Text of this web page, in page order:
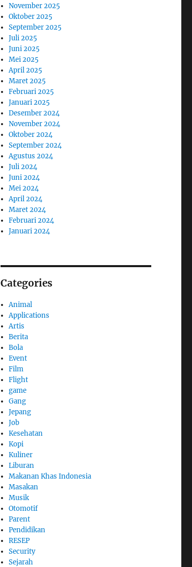
November 2025
Oktober 2025
September 2025
Juli 2025
Juni 2025
Mei 2025
April 2025
Maret 2025
Februari 2025
Januari 2025
Desember 2024
November 2024
Oktober 2024
September 2024
Agustus 2024
Juli 2024
Juni 2024
Mei 2024
April 2024
Maret 2024
Februari 2024
Januari 2024
Categories
Animal
Applications
Artis
Berita
Bola
Event
Film
Flight
game
Gang
Jepang
Job
Kesehatan
Kopi
Kuliner
Liburan
Makanan Khas Indonesia
Masakan
Musik
Otomotif
Parent
Pendidikan
RESEP
Security
Sejarah